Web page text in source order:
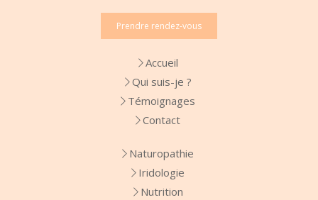
Prendre rendez-vous
Accueil
Qui suis-je ?
Témoignages
Contact
Naturopathie
Iridologie
Nutrition